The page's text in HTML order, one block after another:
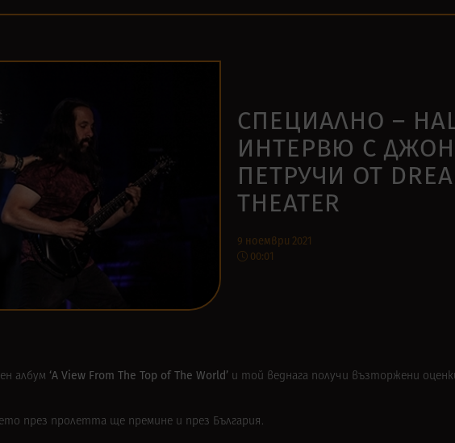
СПЕЦИАЛНО –
ИНТЕРВЮ С ДЖОН
ПЕТРУЧИ ОТ
THEATER
9 ноември 2021
00:01
албум ‘A View From The Top of The World’ и той веднага получи възторжени
през пролетта ще премине и през България.